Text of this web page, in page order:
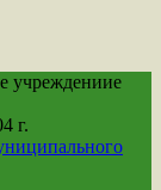
учреждениие
г.